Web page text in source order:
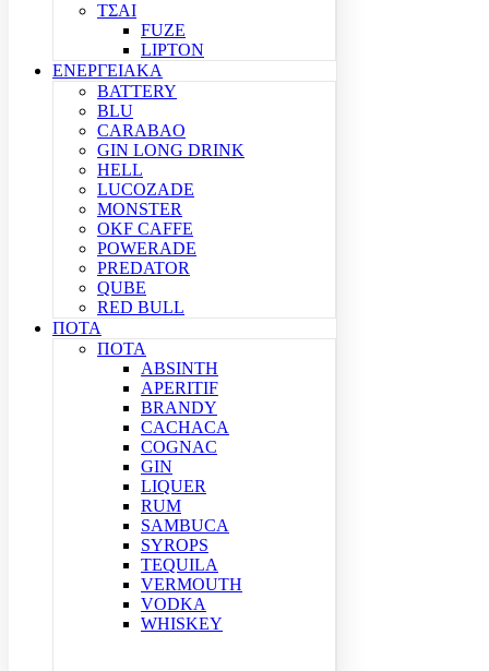
ΤΣΑΙ
FUZE
LIPTON
ΕΝΕΡΓΕΙΑΚΑ
BATTERY
BLU
CARABAO
GIN LONG DRINK
HELL
LUCOZADE
MONSTER
OKF CAFFE
POWERADE
PREDATOR
QUBE
RED BULL
ΠΟΤΑ
ΠΟΤΑ
ABSINTH
APERITIF
BRANDY
CACHACA
COGNAC
GIN
LIQUER
RUM
SAMBUCA
SYROPS
TEQUILA
VERMOUTH
VODKA
WHISKEY